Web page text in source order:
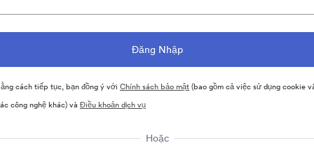
cách tiếp tục, bạn đồng ý với Chính sách bảo mật(bao gồm cả việc sử dụng cookie
công nghệ khác) và Điều khoản dịch vụ
Hoặc